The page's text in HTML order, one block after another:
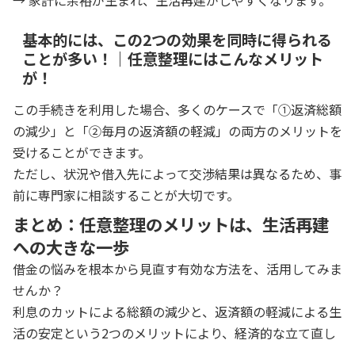
基本的には、この2つの効果を同時に得られる
ことが多い！｜任意整理にはこんなメリット
が！
この手続きを利用した場合、多くのケースで「①返済総額
の減少」と「②毎月の返済額の軽減」の両方のメリットを
受けることができます。
ただし、状況や借入先によって交渉結果は異なるため、事
前に専門家に相談することが大切です。
まとめ：任意整理のメリットは、生活再建
への大きな一歩
借金の悩みを根本から見直す有効な方法を、活用してみま
せんか？
利息のカットによる総額の減少と、返済額の軽減による生
活の安定という2つのメリットにより、経済的な立て直し